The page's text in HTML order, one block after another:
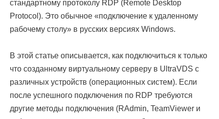
стандартному протоколу RDP (Remote Desktop
Protocol). Это обычное «подключение к удаленному
рабочему столу» в русских версиях Windows.
В этой статье описывается, как подключиться к только
что созданному виртуальному серверу в UltraVDS с
различных устройств (операционных систем). Если
после успешного подключения по RDP требуются
другие методы подключения (RAdmin, TeamViewer и